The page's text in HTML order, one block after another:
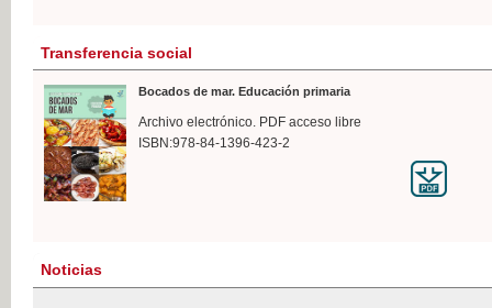
Transferencia social
Bocados de mar. Educación primaria
Archivo electrónico. PDF acceso libre
ISBN:978-84-1396-423-2
Noticias